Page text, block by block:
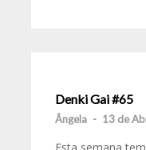
Denki Gai #65
Ângela - 13 de